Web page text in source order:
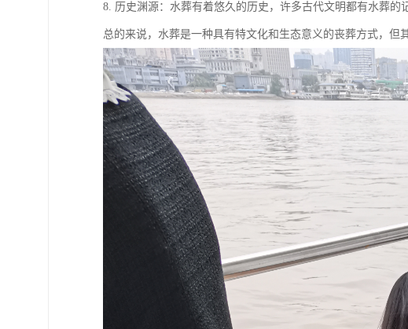
8. 历史渊源：水葬有着悠久的历史，许多古代文明都有水葬的
总的来说，水葬是一种具有特文化和生态意义的丧葬方式，但